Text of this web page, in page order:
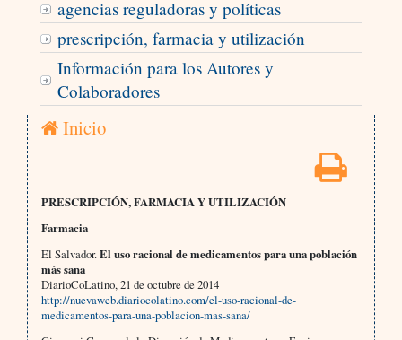
agencias reguladoras y políticas
prescripción, farmacia y utilización
Información para los Autores y
Colaboradores
Inicio
PRESCRIPCIÓN, FARMACIA Y UTILIZACIÓN
Farmacia
El Salvador.El uso racional de medicamentos para una población
más sana
DiarioCoLatino, 21 de octubre de 2014
http://nuevaweb.diariocolatino.com/el-uso-racional-de-
medicamentos-para-una-poblacion-mas-sana/